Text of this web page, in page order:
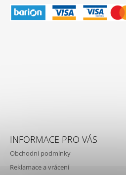
INFORMACE PRO VÁS
Obchodní podmínky
Reklamace a vrácení